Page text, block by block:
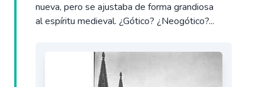
nueva, pero se ajustaba de forma grandiosa
al espíritu medieval. ¿Gótico? ¿Neogótico?...